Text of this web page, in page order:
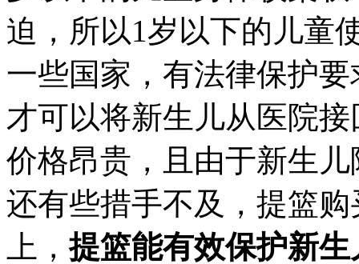
迫，所以1岁以下的儿童
一些国家，有法律保护
才可以将新生儿从医院
价格昂贵，且由于新生
还有些措手不及，提篮
上，提篮能有效保护新